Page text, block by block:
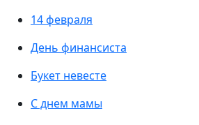
14 февраля
День финансиста
Букет невесте
С днем мамы